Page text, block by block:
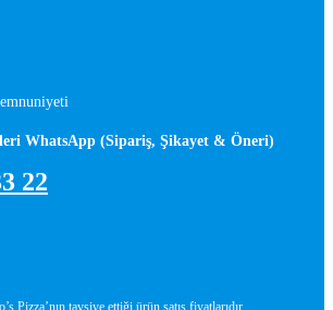
WhatsApp (Sipariş, Şikayet & Öneri)
22
Pizza’nın tavsiye ettiği ürün satış fiyatlarıdır.